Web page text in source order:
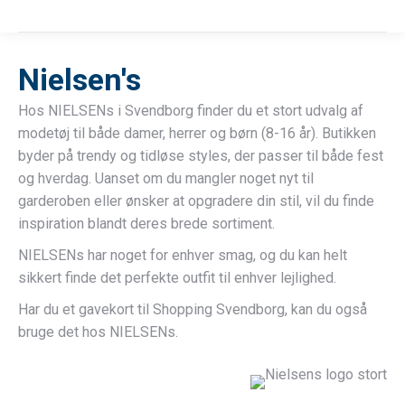
Nielsen's
Hos NIELSENs i Svendborg finder du et stort udvalg af
modetøj til både damer, herrer og børn (8-16 år). Butikken
byder på trendy og tidløse styles, der passer til både fest
og hverdag. Uanset om du mangler noget nyt til
garderoben eller ønsker at opgradere din stil, vil du finde
inspiration blandt deres brede sortiment.
NIELSENs har noget for enhver smag, og du kan helt
sikkert finde det perfekte outfit til enhver lejlighed.
Har du et gavekort til Shopping Svendborg, kan du også
bruge det hos NIELSENs.